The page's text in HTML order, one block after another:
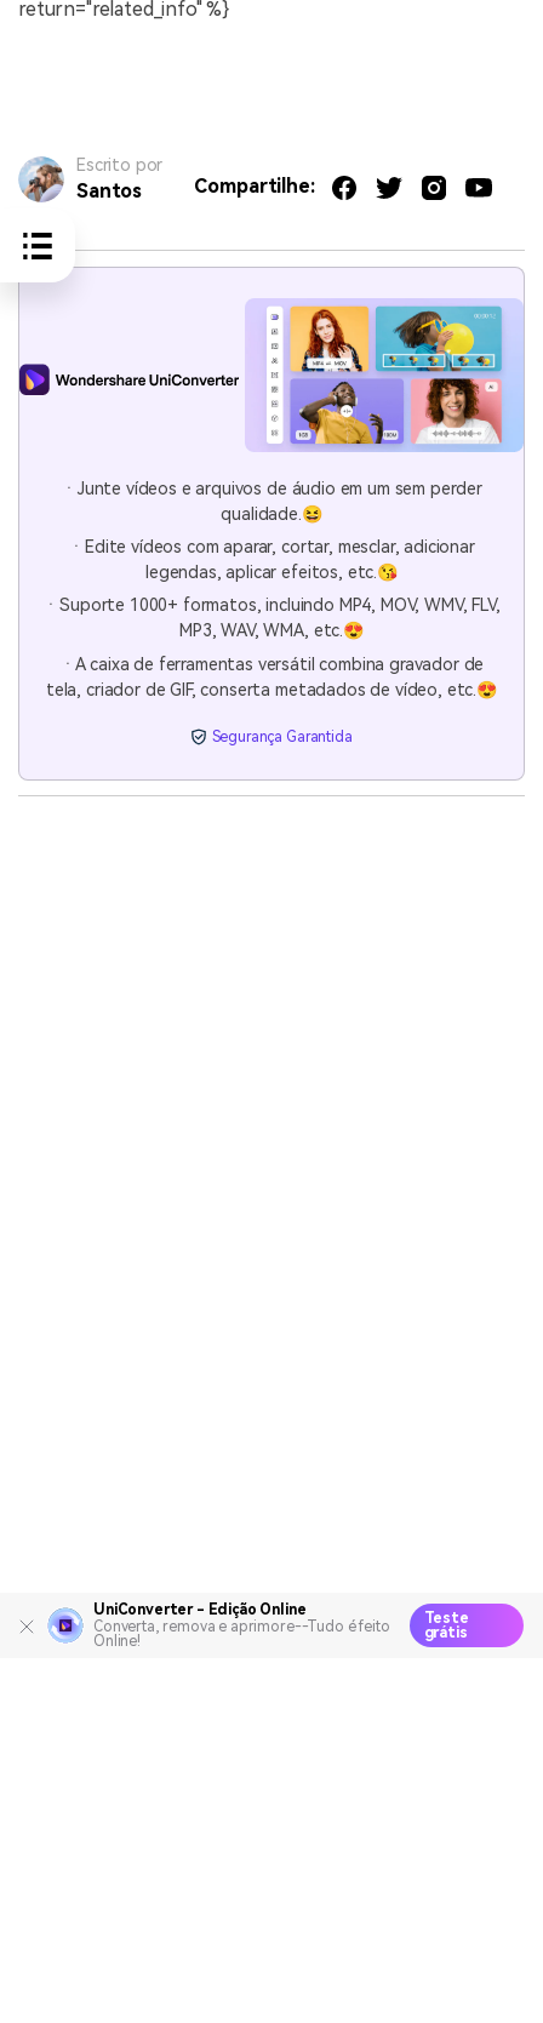
return="related_info" %}
Escrito por
Santos Compartilhe:
ㆍJunte vídeos e arquivos de áudio em um sem perder
qualidade.😆
ㆍEdite vídeos com aparar, cortar, mesclar, adicionar
legendas, aplicar efeitos, etc.😘
ㆍSuporte 1000+ formatos, incluindo MP4, MOV, WMV, FLV,
MP3, WAV, WMA, etc.😍
ㆍA caixa de ferramentas versátil combina gravador de
tela, criador de GIF, conserta metadados de vídeo, etc.😍
Segurança Garantida
UniConverter - Edição Online
Converta, remova e aprimore--Tudo é feito
Online!
Teste
grátis